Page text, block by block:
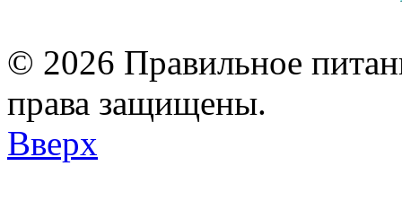
© 2026 Правильное
права защищены.
Вверх